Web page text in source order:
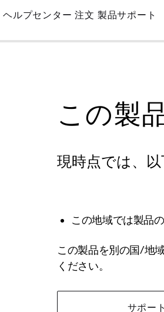
Skip
Main
ヘルプセンター 注文 製品サポート
この製
現時点では、
この地域では製品
この製品を別の国/地
ください。
サポー